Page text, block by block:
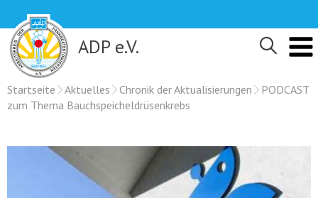
content
ADP e.V.
Startseite Aktuelles Chronik der Aktualisierungen
PODCAST
zum Thema Bauchspeicheldrüsenkrebs